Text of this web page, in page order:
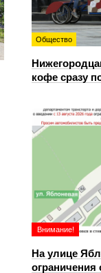
Общество
кофе сразу
Внимание!
На улице
ограничения